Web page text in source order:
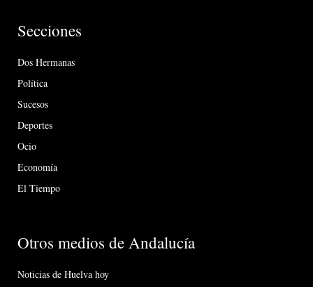
Secciones
Dos Hermanas
Política
Sucesos
Deportes
Ocio
Economía
El Tiempo
Otros medios de Andalucía
Noticias de Huelva hoy